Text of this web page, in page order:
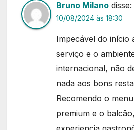
Bruno Milano disse:
10/08/2024 às 18:30
Impecável do início
serviço e o
internacional, não
nada aos bons
Recomendo o
premium e o